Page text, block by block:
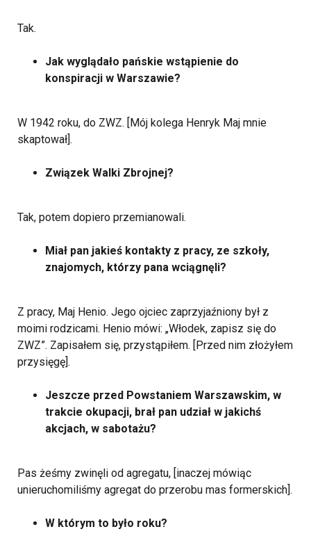
Tak.
Jak wyglądało pańskie wstąpienie do
konspiracji w Warszawie?
W 1942 roku, do ZWZ. [Mój kolega Henryk Maj mnie
skaptował].
Związek Walki Zbrojnej?
Tak, potem dopiero przemianowali.
Miał pan jakieś kontakty z pracy, ze szkoły,
znajomych, którzy pana wciągnęli?
Z pracy, Maj Henio. Jego ojciec zaprzyjaźniony był z
moimi rodzicami. Henio mówi: „Włodek, zapisz się do
ZWZ”. Zapisałem się, przystąpiłem. [Przed nim złożyłem
przysięgę].
Jeszcze przed Powstaniem Warszawskim, w
trakcie okupacji, brał pan udział w jakichś
akcjach, w sabotażu?
Pas żeśmy zwinęli od agregatu, [inaczej mówiąc
unieruchomiliśmy agregat do przerobu mas formerskich].
W którym to było roku?